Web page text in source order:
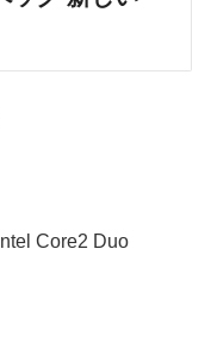
Core2 Duo